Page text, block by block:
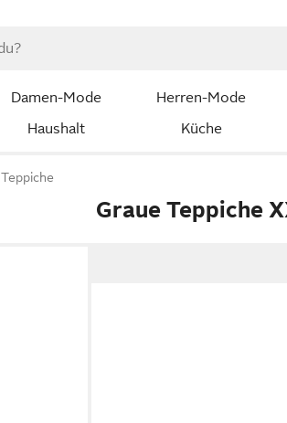
Damen-Mode Herren-Mode
Haushalt Küche
Teppiche
Graue Teppiche